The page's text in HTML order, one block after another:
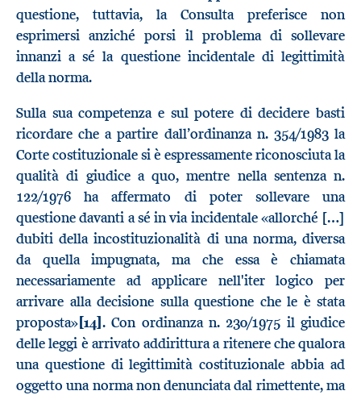
questione, tuttavia, la Consulta preferisce non
esprimersi anziché porsi il problema di sollevare
innanzi a sé la questione incidentale di legittimità
della norma.
Sulla sua competenza e sul potere di decidere basti
ricordare che a partire dall’ordinanza n. 354/1983 la
Corte costituzionale si è espressamente riconosciuta la
qualità di giudice a quo, mentre nella sentenza n.
122/1976 ha affermato di poter sollevare una
questione davanti a sé in via incidentale «allorché […]
dubiti della incostituzionalità di una norma, diversa
da quella impugnata, ma che essa è chiamata
necessariamente ad applicare nell'iter logico per
arrivare alla decisione sulla questione che le è stata
proposta»[14]. Con ordinanza n. 230/1975 il giudice
delle leggi è arrivato addirittura a ritenere che qualora
una questione di legittimità costituzionale abbia ad
oggetto una norma non denunciata dal rimettente, ma